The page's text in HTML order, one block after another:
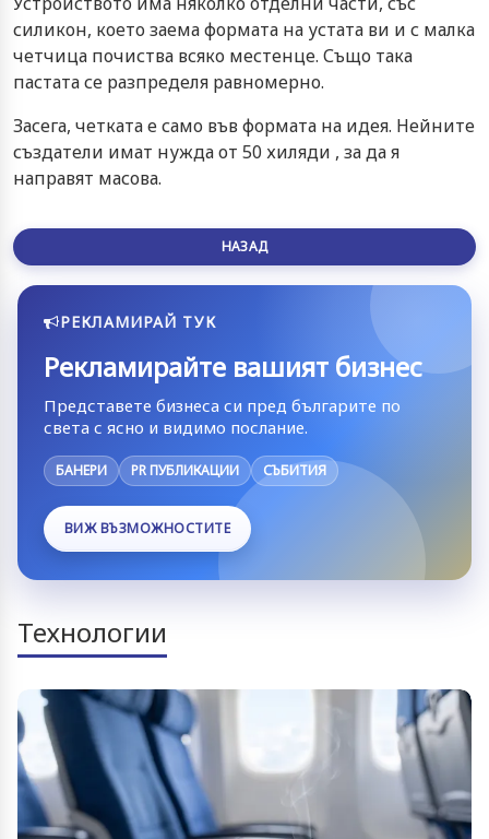
силикон, което заема формата на устата ви и с малка
четчица почиства всяко местенце. Също така
пастата се разпределя равномерно.
Засега, четката е само във формата на идея. Нейните
създатели имат нужда от 50 хиляди , за да я
направят масова.
НАЗАД
РЕКЛАМИРАЙ ТУК
Рекламирайте вашият бизнес
Представете бизнеса си пред българите по
света с ясно и видимо послание.
БАНЕРИ PR ПУБЛИКАЦИИ СЪБИТИЯ
ВИЖ ВЪЗМОЖНОСТИТЕ
Технологии